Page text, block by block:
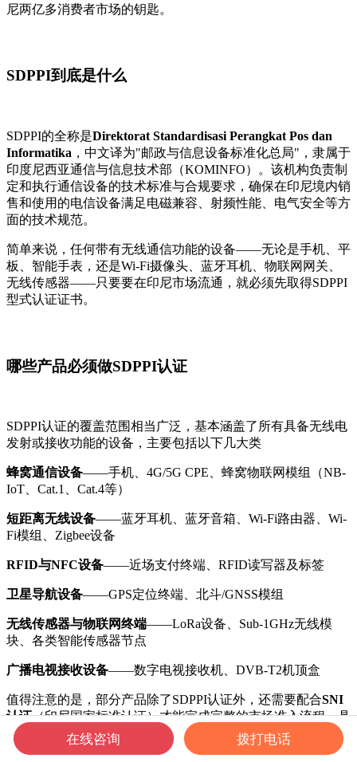
尼两亿多消费者市场的钥匙。
SDPPI到底是什么
SDPPI的全称是Direktorat Standardisasi Perangkat Pos dan
Informatika ，中文译为"邮政与信息设备标准化总局"，隶属于
印度尼西亚通信与信息技术部（KOMINFO）。该机构负责制
定和执行通信设备的技术标准与合规要求，确保在印尼境内销
售和使用的电信设备满足电磁兼容、射频性能、电气安全等方
面的技术规范。
简单来说，任何带有无线通信功能的设备——无论是手机、平
板、智能手表，还是Wi-Fi摄像头、蓝牙耳机、物联网网关、
无线传感器——只要要在印尼市场流通，就必须先取得SDPPI
型式认证证书。
哪些产品必须做SDPPI认证
SDPPI认证的覆盖范围相当广泛，基本涵盖了所有具备无线电
发射或接收功能的设备，主要包括以下几大类
蜂窝通信设备——手机、4G/5G CPE、蜂窝物联网模组（NB-
IoT、Cat.1、Cat.4等）
短距离无线设备——蓝牙耳机、蓝牙音箱、Wi-Fi路由器、Wi-
Fi模组、Zigbee设备
RFID与NFC设备——近场支付终端、RFID读写器及标签
卫星导航设备——GPS定位终端、北斗/GNSS模组
无线传感器与物联网终端——LoRa设备、Sub-1GHz无线模
块、各类智能传感器节点
广播电视接收设备——数字电视接收机、DVB-T2机顶盒
值得注意的是，部分产品除了SDPPI认证外，还需要配合SNI
认证（印尼国家标准认证）才能完成完整的市场准入流程，具
体需要根据产品类别来判断。
在线咨询 拨打电话